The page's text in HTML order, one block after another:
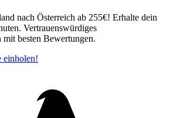
nach Österreich ab 255€! Erhalte dein
Vertrauenswürdiges
besten Bewertungen.
einholen!